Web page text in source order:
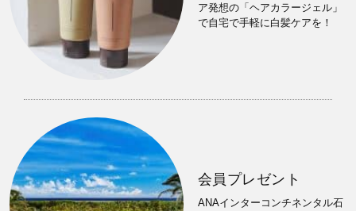
ア発想の「ヘアカラージェル」
で自宅で手軽に白髪ケアを！
会員プレゼント
ANAインターコンチネンタル石